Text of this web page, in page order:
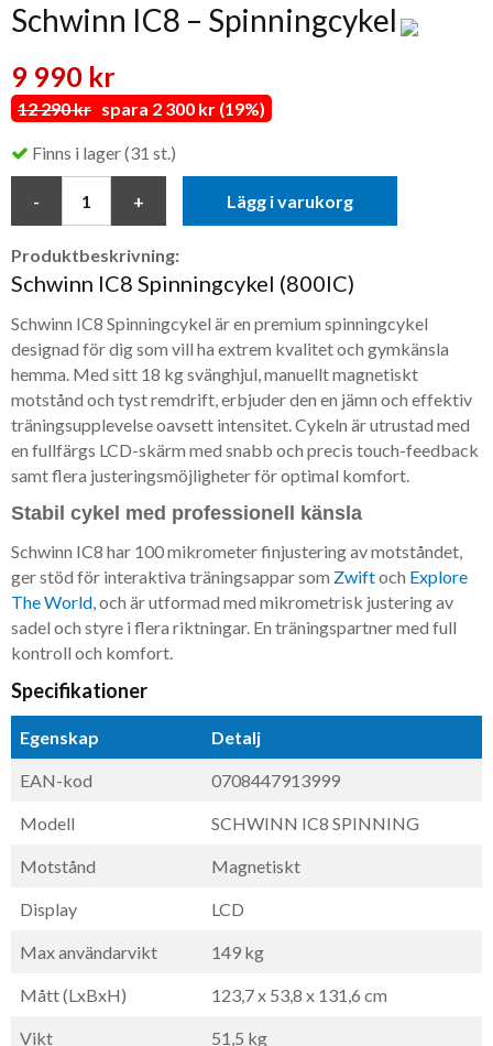
Schwinn IC8 – Spinningcykel
9 990 kr
12 290 kr spara 2 300 kr (19%)
Finns i lager (31 st.)
Lägg i varukorg
Produktbeskrivning:
Schwinn IC8 Spinningcykel (800IC)
Schwinn IC8 Spinningcykel är en premium spinningcykel
designad för dig som vill ha extrem kvalitet och gymkänsla
hemma. Med sitt 18 kg svänghjul, manuellt magnetiskt
motstånd och tyst remdrift, erbjuder den en jämn och effektiv
träningsupplevelse oavsett intensitet. Cykeln är utrustad med
en fullfärgs LCD-skärm med snabb och precis touch-feedback
samt flera justeringsmöjligheter för optimal komfort.
Stabil cykel med professionell känsla
Schwinn IC8 har 100 mikrometer finjustering av motståndet,
ger stöd för interaktiva träningsappar som Zwiftoch Explore
The World, och är utformad med mikrometrisk justering av
sadel och styre i flera riktningar. En träningspartner med full
kontroll och komfort.
Specifikationer
Egenskap Detalj
EAN-kod 0708447913999
Modell SCHWINN IC8 SPINNING
Motstånd Magnetiskt
Display LCD
Max användarvikt 149 kg
Mått (LxBxH) 123,7 x 53,8 x 131,6 cm
Vikt 51,5 kg